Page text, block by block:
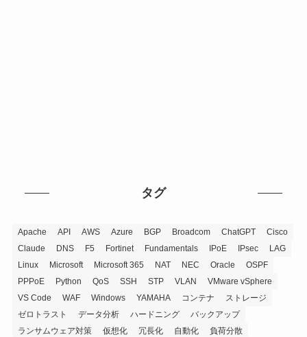
タグ
Apache API AWS Azure BGP Broadcom ChatGPT
Cisco
Claude
DNS F5 Fortinet Fundamentals IPoE IPsec
LAG
Linux
Microsoft Microsoft 365 NAT NEC Oracle
OSPF
PPPoE
Python QoS SSH STP VLAN
VMware vSphere
VS Code
WAF Windows YAMAHA コンテナ
ストレージ
ゼロトラスト
データ分析 ハードニング
バックアップ
ランサムウェア対策
仮想化 冗長化 自動化 負荷分散